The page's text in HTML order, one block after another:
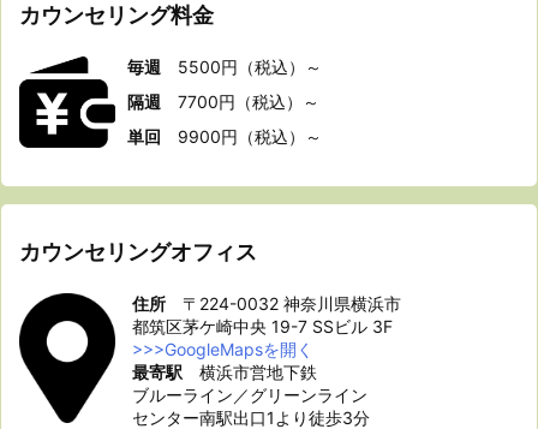
カウンセリング料金
毎週 5500円（税込）～
隔週 7700円（税込）～
単回 9900円（税込）～
カウンセリングオフィス
住所 〒224-0032 神奈川県横浜市
都筑区茅ケ崎中央 19-7 SSビル 3F
>>>GoogleMapsを開く
最寄駅 横浜市営地下鉄
ブルーライン／グリーンライン
センター南駅出口1より徒歩3分